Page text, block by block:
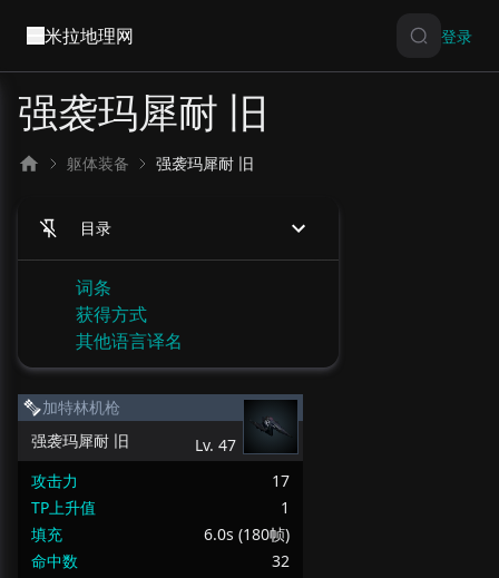
米拉地理网 登录
强袭玛犀耐 旧
躯体装备 强袭玛犀耐 旧
目录
词条
获得方式
其他语言译名
加特林机枪
强袭玛犀耐 旧
Lv. 47
攻击力
17
TP上升值
1
填充
6.0s (180帧)
命中数
32